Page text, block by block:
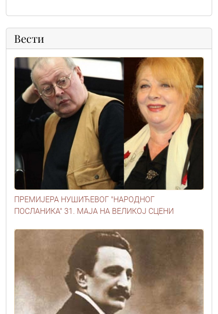
Вести
ПРЕМИЈЕРА НУШИЋЕВОГ "НАРОДНОГ
ПОСЛАНИКА" 31. МАЈА НА ВЕЛИКОЈ СЦЕНИ